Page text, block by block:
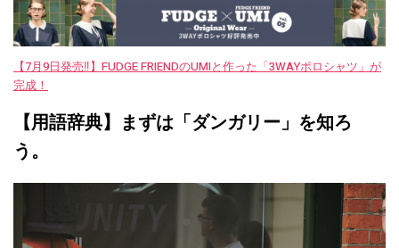
【7月9日発売‼︎】FUDGE FRIENDのUMIと作った「3WAYポロシャツ」が
完成！
【用語辞典】まずは「ダンガリー」を知ろ
う。